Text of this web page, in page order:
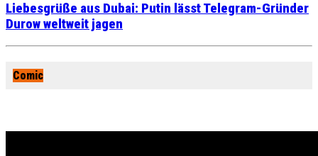
Liebesgrüße aus Dubai: Putin lässt Telegram-Gründer
Durow weltweit jagen
Comic